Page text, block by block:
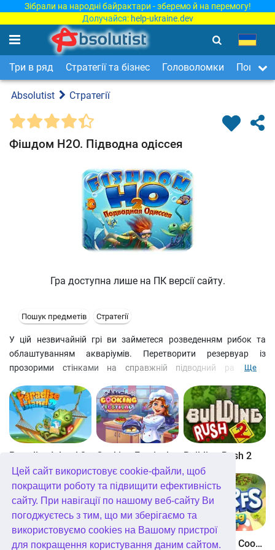
Цей сайт використовує cookie-файли, щоб
покращити роботу та підвищити ефективність
сайту. При навігації по нашому веб-сайту Ви
погоджуєтесь з тим, що ми зберігаємо та
використовуємо cookies на Вашому пристрої
для покращення користування даним сайтом.
Зібрали на народні байрактари - зберемо й на перемогу!
Долучайся: help-ukraine.dev
Три в ряд Стратегії та бізнес Головоломки Пошук
Absolutist Стратегії
Фішдом H2O. Підводна одіссея
Гра доступна лише на ПК версії сайту.
Пошук предметів Стратегії
У цій незвичайній грі ви займетеся розведенням рибок та
облаштуванням акваріумів. Перетворити резервуар із
прозорими стінками на справжній підводний рай буде
нових мешканців акваріума, вам доведеться неодноразово
поринути з аквалангом на дно моря. На вас чекає оригінальна
суміш пошуку предметів та економічної стратегії, від якої
неможливо відірватися!
Ще
Paradise Island 2 Cooking Festival Building Rush 2
Boom Town Dangerous Adventure The Smurfs Cooking